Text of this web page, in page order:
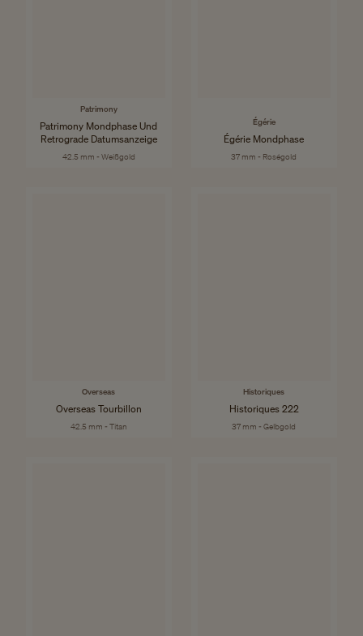
Patrimony
Patrimony Mondphase Und
Retrograde Datumsanzeige
42.5 mm - Weißgold
Égérie
Égérie Mondphase
37 mm - Roségold
Overseas
Overseas Tourbillon
42.5 mm - Titan
Historiques
Historiques 222
37 mm - Gelbgold